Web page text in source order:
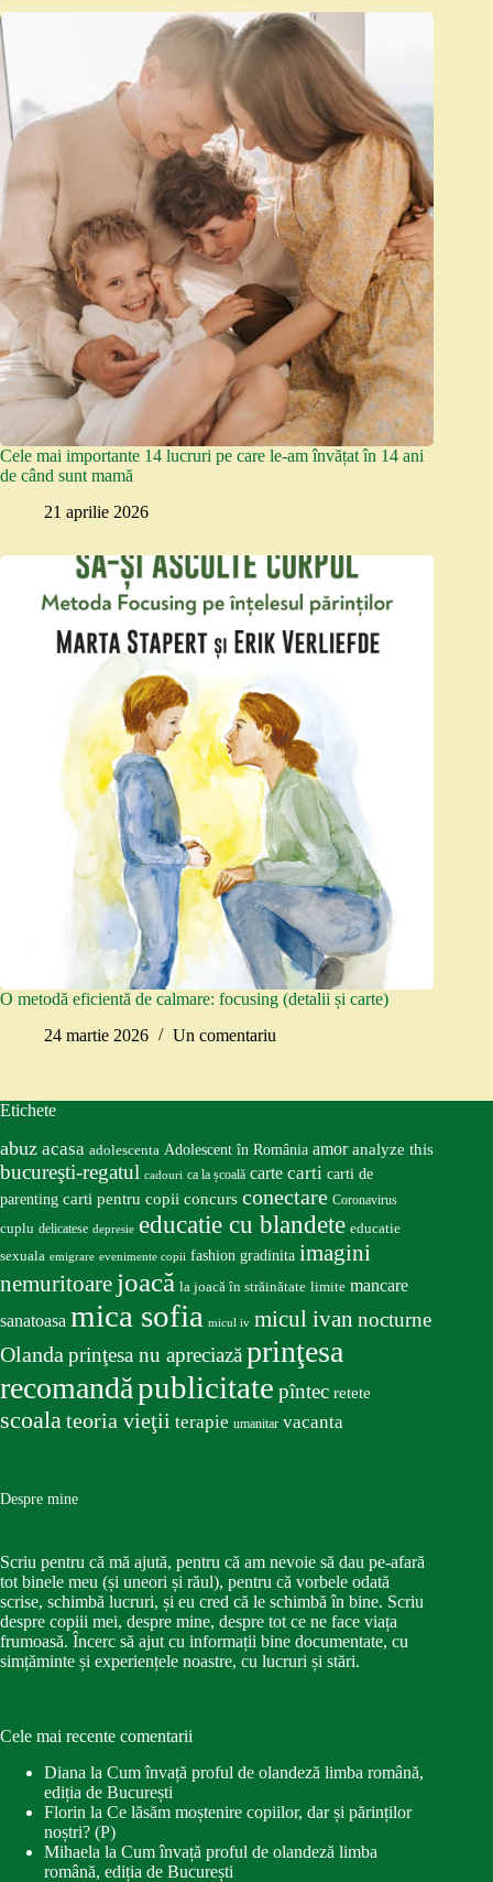
Cele mai importante 14 lucruri pe care le-am învățat în 14 ani
de când sunt mamă
21 aprilie 2026
O metodă eficientă de calmare: focusing (detalii și carte)
24 martie 2026
Un comentariu
Etichete
abuz acasa adolescenta Adolescent în România amor analyze this
bucureşti-regatul cadouri ca la școală carte carti carti de
parenting carti pentru copii concurs conectare Coronavirus
cuplu delicatese depresie educatie cu blandete educatie
sexuala emigrare evenimente copii fashion gradinita imagini
nemuritoare joacă la joacă în străinătate limite mancare
sanatoasa mica sofia micul iv micul ivan nocturne
Olandaprinţesa nu apreciazăprinţesa
recomandăpublicitate pîntec retete
scoalateoria vieţii terapie umanitar vacanta
Despre mine
Scriu pentru că mă ajută, pentru că am nevoie să dau pe-afară
tot binele meu (și uneori și răul), pentru că vorbele odată
scrise, schimbă lucruri, și eu cred că le schimbă în bine. Scriu
despre copiii mei, despre mine, despre tot ce ne face viața
frumoasă. Încerc să ajut cu informații bine documentate, cu
simțăminte și experiențele noastre, cu lucruri și stări.
Cele mai recente comentarii
Diana la Cum învață proful de olandeză limba română,
ediția de București
Florin la Ce lăsăm moștenire copiilor, dar și părinților
noștri? (P)
Mihaela la Cum învață proful de olandeză limba
română, ediția de București